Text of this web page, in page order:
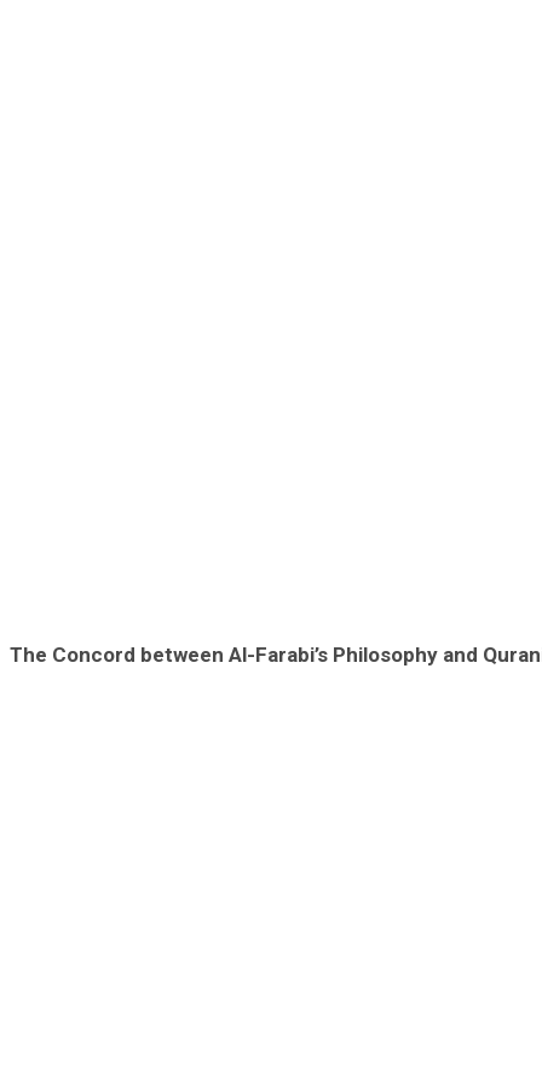
The Concord between Al-Farabi’s Philosophy and